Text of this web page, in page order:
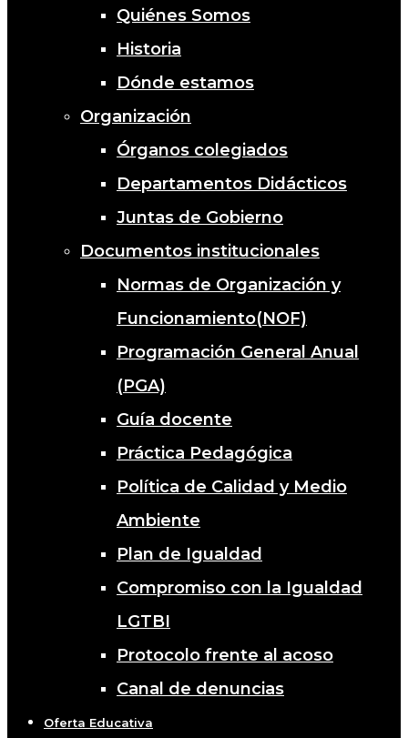
Quiénes Somos
Historia
Dónde estamos
Organización
Órganos colegiados
Departamentos Didácticos
Juntas de Gobierno
Documentos institucionales
Normas de Organización y
Funcionamiento(NOF)
Programación General Anual
(PGA)
Guía docente
Práctica Pedagógica
Política de Calidad y Medio
Ambiente
Plan de Igualdad
Compromiso con la Igualdad
LGTBI
Protocolo frente al acoso
Canal de denuncias
Oferta Educativa